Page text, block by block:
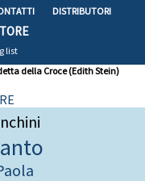
DISTRIBUTORI
list
della Croce (Edith Stein)